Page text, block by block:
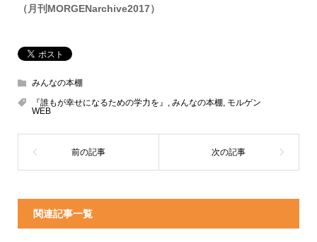
（月刊MORGENarchive2017）
みんなの本棚
『誰もが幸せになるための学力を』
みんなの本棚, モルゲン
WEB
関連記事一覧